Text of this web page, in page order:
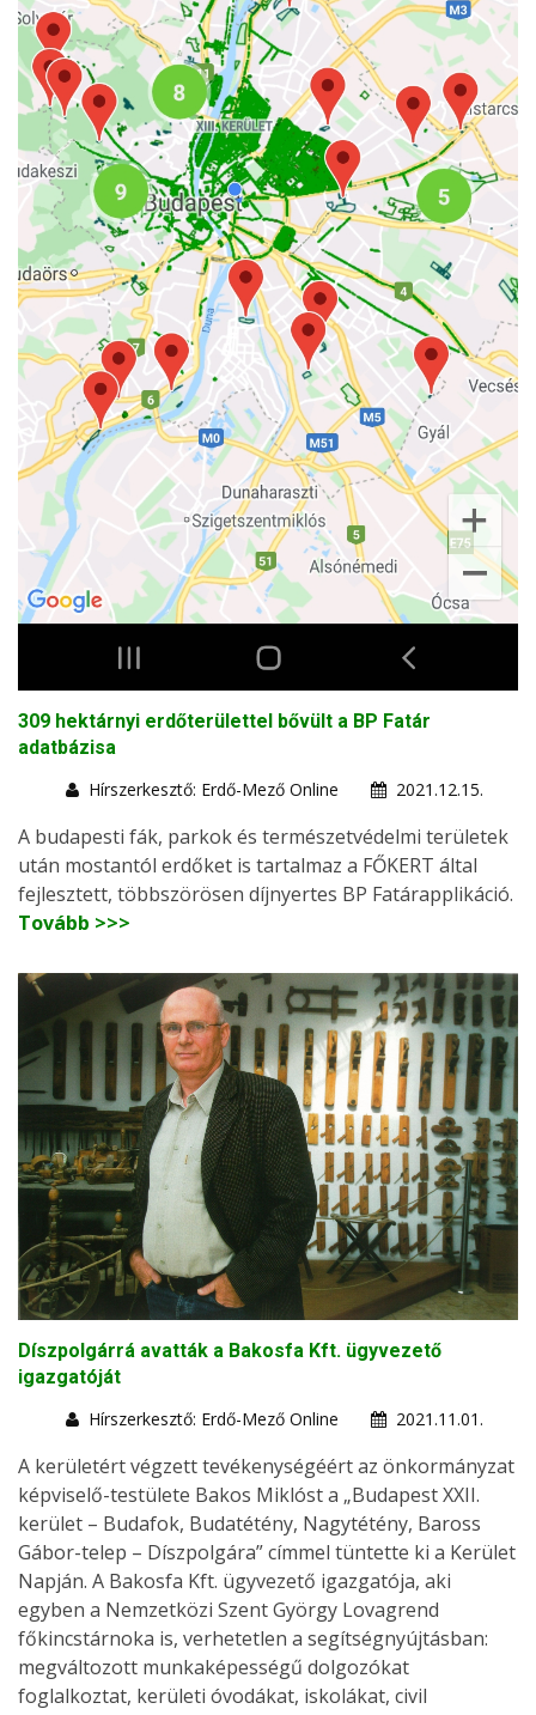
309 hektárnyi erdőterülettel bővült a BP Fatár
adatbázisa
Hírszerkesztő: Erdő-Mező Online
2021.12.15.
A budapesti fák, parkok és természetvédelmi területek
után mostantól erdőket is tartalmaz a FŐKERT által
fejlesztett, többszörösen díjnyertes BP Fatárapplikáció.
Tovább >>>
Díszpolgárrá avatták a Bakosfa Kft. ügyvezető
igazgatóját
Hírszerkesztő: Erdő-Mező Online
2021.11.01.
A kerületért végzett tevékenységéért az önkormányzat
képviselő-testülete Bakos Miklóst a „Budapest XXII.
kerület – Budafok, Budatétény, Nagytétény, Baross
Gábor-telep – Díszpolgára” címmel tüntette ki a Kerület
Napján. A Bakosfa Kft. ügyvezető igazgatója, aki
egyben a Nemzetközi Szent György Lovagrend
főkincstárnoka is, verhetetlen a segítségnyújtásban:
megváltozott munkaképességű dolgozókat
foglalkoztat, kerületi óvodákat, iskolákat, civil